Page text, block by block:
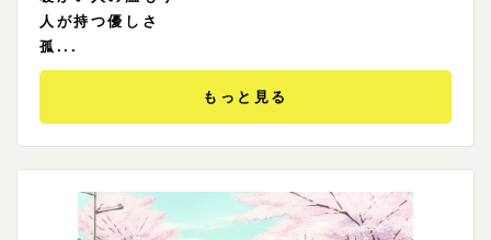
人が持つ優しさ
孤...
もっと見る